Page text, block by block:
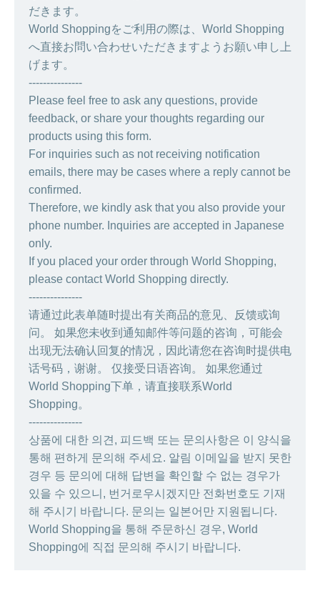
だきます。
World Shoppingをご利用の際は、World Shopping
へ直接お問い合わせいただきますようお願い申し上
げます。
---------------
Please feel free to ask any questions, provide
feedback, or share your thoughts regarding our
products using this form.
For inquiries such as not receiving notification
emails, there may be cases where a reply cannot be
confirmed.
Therefore, we kindly ask that you also provide your
phone number. Inquiries are accepted in Japanese
only.
If you placed your order through World Shopping,
please contact World Shopping directly.
---------------
请通过此表单随时提出有关商品的意见、反馈或询
问。 如果您未收到通知邮件等问题的咨询，可能会
出现无法确认回复的情况，因此请您在咨询时提供电
话号码，谢谢。 仅接受日语咨询。 如果您通过
World Shopping下单，请直接联系World
Shopping。
---------------
상품에 대한 의견, 피드백 또는 문의사항은 이 양식을
통해 편하게 문의해 주세요. 알림 이메일을 받지 못한
경우 등 문의에 대해 답변을 확인할 수 없는 경우가
있을 수 있으니, 번거로우시겠지만 전화번호도 기재
해 주시기 바랍니다. 문의는 일본어만 지원됩니다.
World Shopping을 통해 주문하신 경우, World
Shopping에 직접 문의해 주시기 바랍니다.